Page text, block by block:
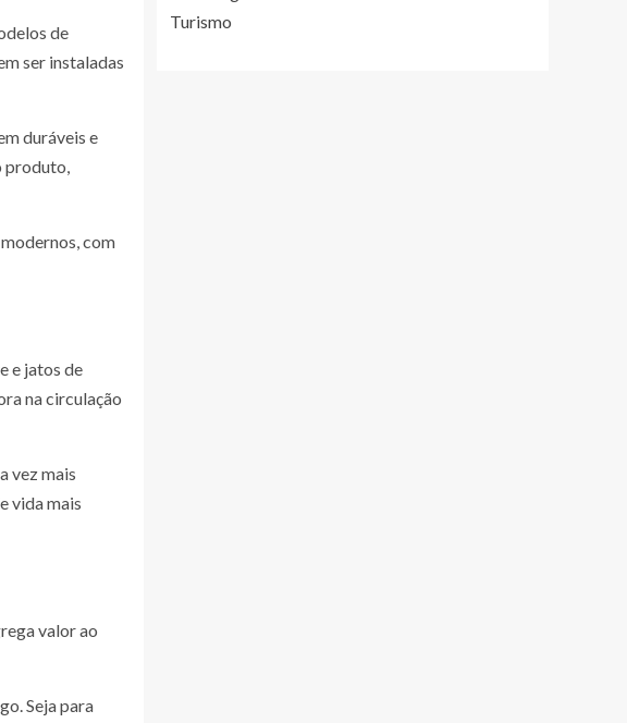
de
ser instaladas
duráveis e
produto,
com
e jatos de
na circulação
vez mais
vida mais
valor ao
Seja para
Turismo